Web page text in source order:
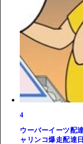
4
ウーバーイーツ配
ャリンコ爆走配達日